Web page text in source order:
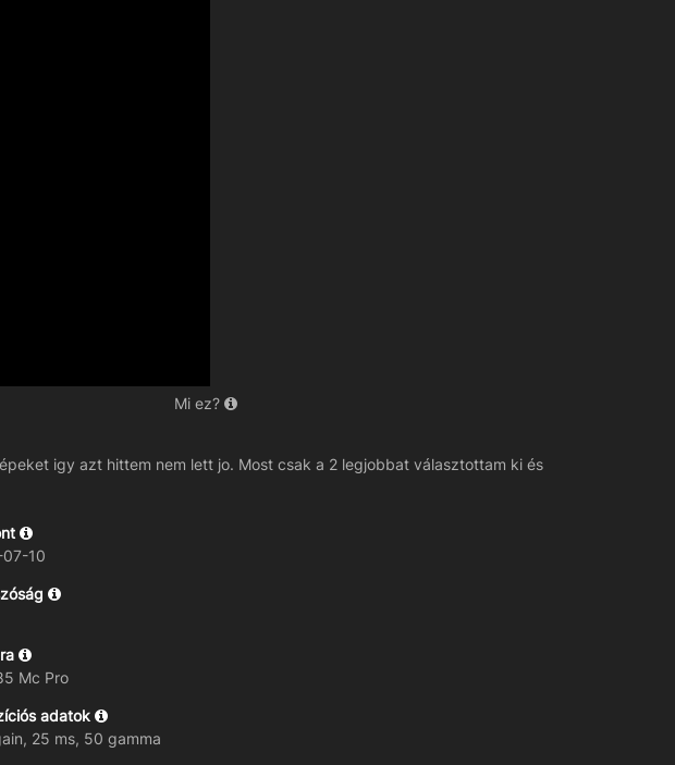
Mi ez?
igy azt hittem nem lett jo. Most csak a 2 legjobbat választottam ki és
10
Mc Pro
adatok
25 ms, 50 gamma